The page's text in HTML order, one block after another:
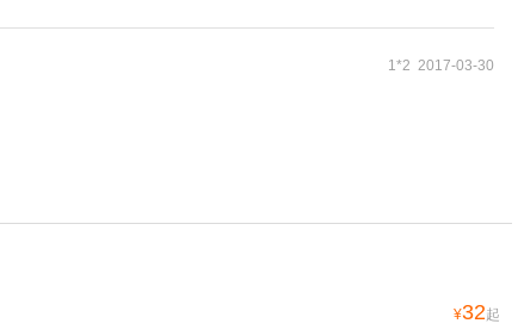
1*2 2017-03-30
¥32起